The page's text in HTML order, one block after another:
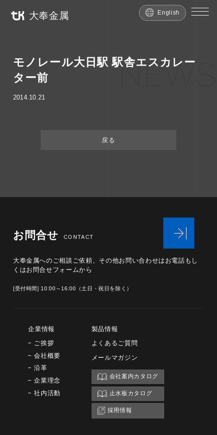
大奉金属 English
モノレール大日駅 駅舎エスカレー
ター前
2014.10.21
NEWS
戻る
お問合せ CONTACT
大奉金属へのご相談ご依頼、その他お問い合わせは お電話もし
くはお問合せフォームから
[受付時間] 10:00～16:00（土日・祝日を除く）
企業情報
ご挨拶
会社概要
沿革
企業理念
社内活動
製品情報
よくあるご質問
メールマガジン
会社案内カタログ
止水板カタログ
採用情報